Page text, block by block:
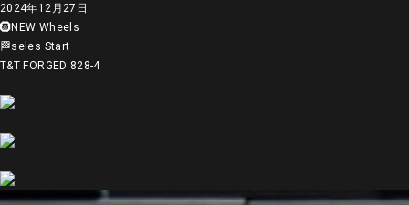
2024年12月27日
🛞NEW Wheels
🏁seles Start
T&T FORGED 828-4